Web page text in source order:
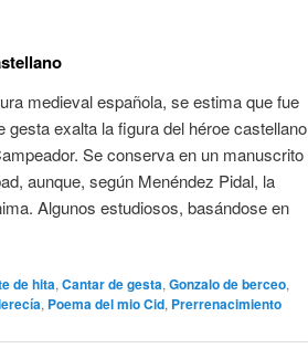
medieval española, se estima que fue
gesta exalta la figura del héroe castellano
Se conserva en un manuscrito
aunque, según Menéndez Pidal, la
Algunos estudiosos, basándose en
de hita, Cantar de gesta, Gonzalo de berceo,
, Poema del mio Cid, Prerrenacimiento